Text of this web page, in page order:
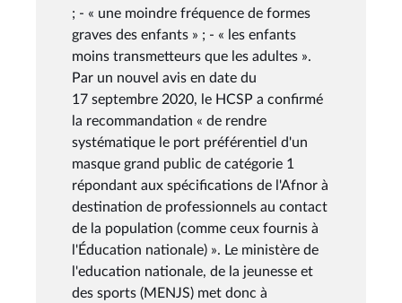
; - « une moindre fréquence de formes
graves des enfants » ; - « les enfants
moins transmetteurs que les adultes ».
Par un nouvel avis en date du
17 septembre 2020, le HCSP a confirmé
la recommandation « de rendre
systématique le port préférentiel d'un
masque grand public de catégorie 1
répondant aux spécifications de l'Afnor à
destination de professionnels au contact
de la population (comme ceux fournis à
l'Éducation nationale) ». Le ministère de
l'education nationale, de la jeunesse et
des sports (MENJS) met donc à